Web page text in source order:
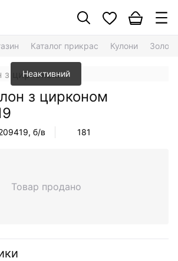
Каталог прикрас Кулони
Неактивний
з цирконом
, б/в 181
Товар продано